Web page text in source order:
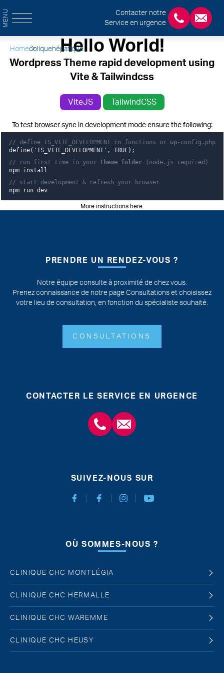
MENU
Contacter notre
Service en urgence
+3243554120
HomecoliquehépatiqueHello World!
Wordpress Theme rapid development using
Vite & Tailwindcss
ViteJS TailwindCSS
To test browser sync in development mode ensure the following:
// define IS_VITE_DEVELOPMENT in functions or wp-config.php
define('IS_VITE_DEVELOPMENT', TRUE);
// run first time in your theme folder(node.js required)
npm install
// start development & refresh your browser
npm run dev
More instructions here.
PRENDRE UN RENDEZ-VOUS ?
Notre équipe consulte à proximité de chez vous.
Prenez connaissance de notre page Consultations et choisissez
votre lieu de consultation, en fonction du spécialiste souhaité.
CONSULTATIONS
CONTACTER LE SERVICE EN URGENCE
+3243554120chirabdomle@chc.be
SUIVEZ-NOUS SUR
Facebook Chirurgie Abdominale
Facebook Chirurgie de l'obésité
InstagramYoutube
OÙ SOMMES-NOUS ?
CLINIQUE CHC MONTLÉGIA
CLINIQUE CHC HERMALLE
CLINIQUE CHC WAREMME
CLINIQUE CHC HEUSY